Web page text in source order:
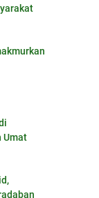
Umat